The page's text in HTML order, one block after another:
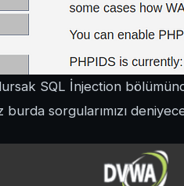
SQL İnjection
burda sorgularımızı